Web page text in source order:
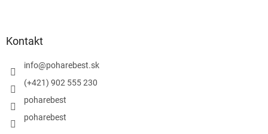
Kontakt
info@poharebest.sk
(+421) 902 555 230
poharebest
poharebest